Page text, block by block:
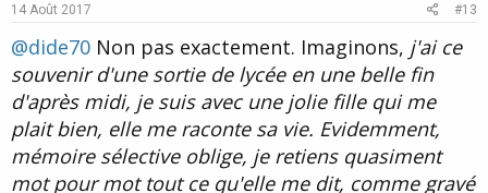
t
e
14 Août 2017 #13
@dide70 Non pas exactement. Imaginons, j'ai ce
souvenir d'une sortie de lycée en une belle fin
d'après midi, je suis avec une jolie fille qui me
plait bien, elle me raconte sa vie. Evidemment,
mémoire sélective oblige, je retiens quasiment
mot pour mot tout ce qu'elle me dit, comme gravé